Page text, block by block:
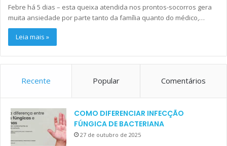
Febre há 5 dias – esta queixa atendida nos prontos-socorros gera
muita ansiedade por parte tanto da família quanto do médico,…
Leia mais »
Recente Popular Comentários
COMO DIFERENCIAR INFECÇÃO
FÚNGICA DE BACTERIANA
27 de outubro de 2025